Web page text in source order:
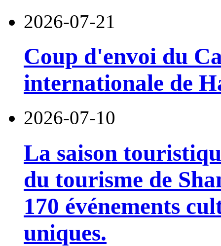
2026-07-21
Coup d'envoi du
internationale de
2026-07-10
La saison
du tourisme de
170 événements
uniques.